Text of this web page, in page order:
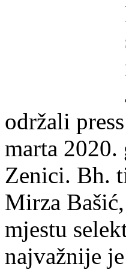
održali
marta
Zenici. Bh.
Mirza
mjestu
najvažnije